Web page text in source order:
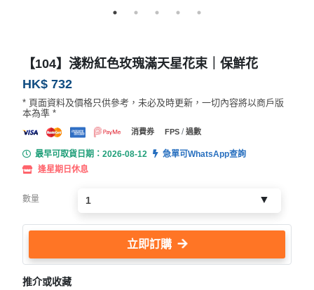
【104】淺粉紅色玫瑰滿天星花束｜保鮮花
HK$ 732
* 頁面資料及價格只供參考，未必及時更新，一切內容將以商戶版
本為準 *
消費券 FPS / 過數
最早可取貨日期：2026-08-12
急單可WhatsApp查詢
逢星期日休息
數量
立即訂購
推介或收藏